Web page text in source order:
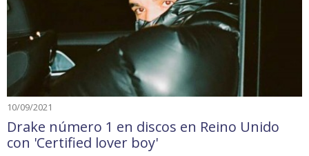
10/09/2021
Drake número 1 en discos en Reino Unido
con 'Certified lover boy'